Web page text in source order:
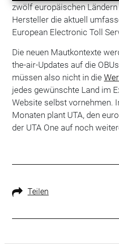
zwölf europäischen
Hersteller die aktuell
European Electronic Toll
Die neuen Mautkontexte
the-air-Updates auf die
müssen also nicht in die
jedes gewünschte Land im
Website selbst vornehmen.
Monaten plant UTA, den
der UTA One auf noch
Teilen